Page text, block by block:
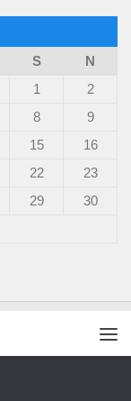
S
N
1
2
8
9
15
16
22
23
29
30